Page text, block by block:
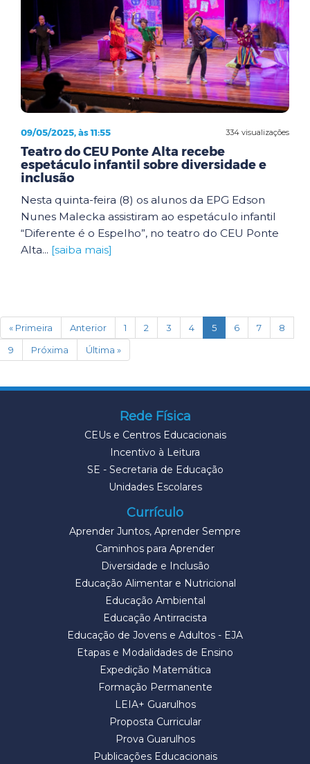
334 visualizações
09/05/2025, às 11:55
Teatro do CEU Ponte Alta recebe
espetáculo infantil sobre diversidade e
inclusão
Nesta quinta-feira (8) os alunos da EPG Edson
Nunes Malecka assistiram ao espetáculo infantil
“Diferente é o Espelho”, no teatro do CEU Ponte
Alta... [saiba mais]
« Primeira Anterior 1 2 3 4 5(current)
6 7
8
9
Próxima Última »
Rede Física
CEUs e Centros Educacionais
Incentivo à Leitura
SE - Secretaria de Educação
Unidades Escolares
Currículo
Aprender Juntos, Aprender Sempre
Caminhos para Aprender
Diversidade e Inclusão
Educação Alimentar e Nutricional
Educação Ambiental
Educação Antirracista
Educação de Jovens e Adultos - EJA
Etapas e Modalidades de Ensino
Expedição Matemática
Formação Permanente
LEIA+ Guarulhos
Proposta Curricular
Prova Guarulhos
Publicações Educacionais